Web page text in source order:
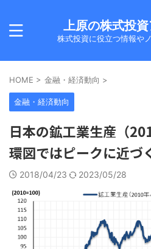
上原の株式投
株式投資に役立つ情報や
HOME > 金融・経済動向 >
金融・経済動向
日本の鉱工業生産（
環図ではピークに近づ
2018/04/23 2023/05/28